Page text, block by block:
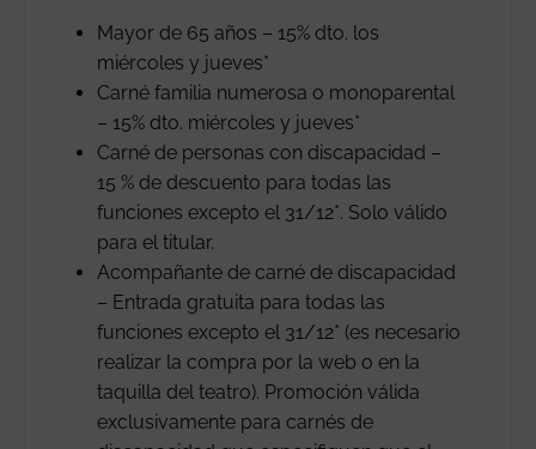
Mayor de 65 años – 15% dto. los
miércoles y jueves*
Carné familia numerosa o monoparental
– 15% dto. miércoles y jueves*
Carné de personas con discapacidad –
15 % de descuento para todas las
funciones excepto el 31/12*. Solo válido
para el titular.
Acompañante de carné de discapacidad
– Entrada gratuita para todas las
funciones excepto el 31/12* (es necesario
realizar la compra por la web o en la
taquilla del teatro). Promoción válida
exclusivamente para carnés de